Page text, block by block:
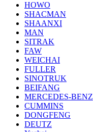
HOWO
SHACMAN
SHAANXI
MAN
SITRAK
FAW
WEICHAI
FULLER
SINOTRUK
BEIFANG
MERCEDES-BENZ
CUMMINS
DONGFENG
DEUTZ